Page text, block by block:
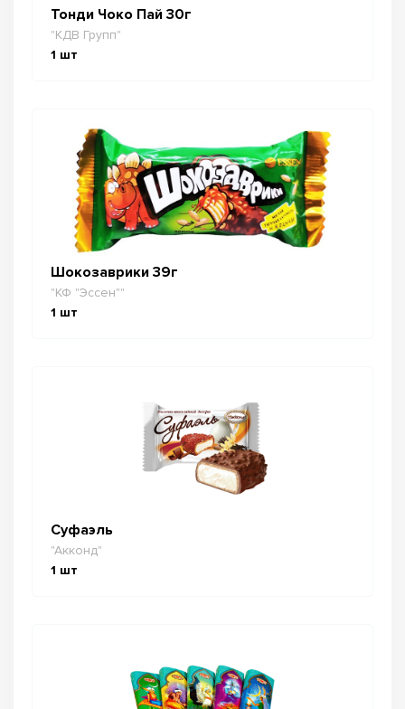
Тонди Чоко Пай 30г
"КДВ Групп"
1 шт
Шокозаврики 39г
"КФ "Эссен""
1 шт
Суфаэль
"Акконд"
1 шт